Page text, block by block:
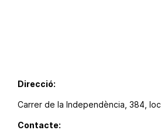
Direcció:
Carrer de la Independència, 384,
Contacte: